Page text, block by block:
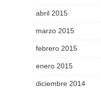
abril 2015
marzo 2015
febrero 2015
enero 2015
diciembre 2014